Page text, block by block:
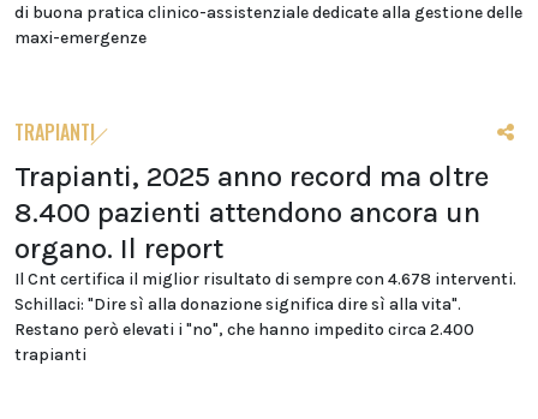
di buona pratica clinico-assistenziale dedicate alla gestione delle
maxi-emergenze
TRAPIANTI
Trapianti, 2025 anno record ma oltre
8.400 pazienti attendono ancora un
organo. Il report
Il Cnt certifica il miglior risultato di sempre con 4.678 interventi.
Schillaci: "Dire sì alla donazione significa dire sì alla vita".
Restano però elevati i "no", che hanno impedito circa 2.400
trapianti